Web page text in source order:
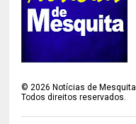
©2026 Notícias de Mesquita
Todos direitos reservados.